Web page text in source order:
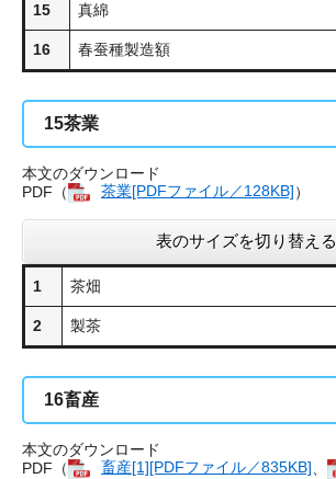
15 真綿
16 春蚕種製造額
15茶業
本文のダウンロード
PDF（
茶業[PDFファイル／128KB]）
表のサイズを切り替える
1 茶畑
2 製茶
16畜産
本文のダウンロード
PDF（
畜産[1][PDFファイル／835KB]